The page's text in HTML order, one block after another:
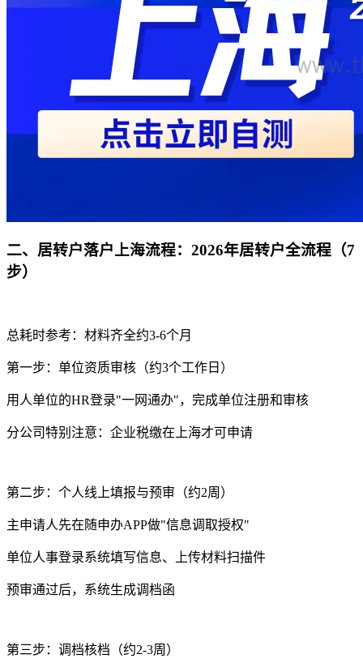
二、居转户落户上海流程：2026年居转户全流程（7
步）
总耗时参考：材料齐全约3-6个月
第一步：单位资质审核（约3个工作日）
用人单位的HR登录"一网通办"，完成单位注册和审核
分公司特别注意：企业税缴在上海才可申请
第二步：个人线上填报与预审（约2周）
主申请人先在随申办APP做"信息调取授权"
单位人事登录系统填写信息、上传材料扫描件
预审通过后，系统生成调档函
第三步：调档核档（约2-3周）